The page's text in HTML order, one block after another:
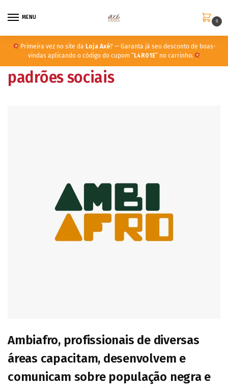
MENU
0
Primeira vez no site da Loja Axé? — Garanta já seu desconto de boas-
vindas aplicando o código do cupom “ L4R01E” no carrinho.
padrões sociais
Ambiafro, profissionais de diversas
áreas capacitam, desenvolvem e
comunicam sobre população negra e